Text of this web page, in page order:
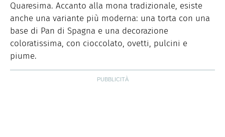
Quaresima. Accanto alla mona tradizionale, esiste
anche una variante più moderna: una torta con una
base di Pan di Spagna e una decorazione
coloratissima, con cioccolato, ovetti, pulcini e
piume.